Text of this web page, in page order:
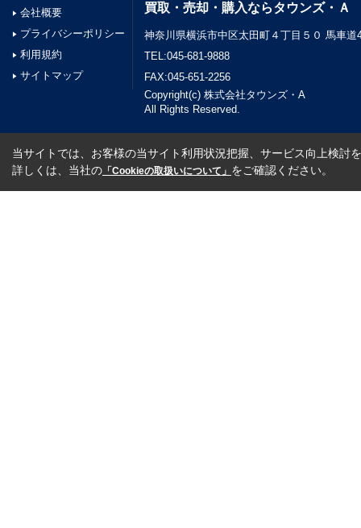
会社概要
プライバシーポリシー
利用規約
サイトマップ
買取・売却・購入ならタウンズ・Ａ
神奈川県横浜市中区太田町４丁目５０ 馬車道
TEL:045-681-9888
FAX:045-651-2256
Copyright(c) 株式会社タウンズ・A
All Rights Reserved.
当サイトでは、お客様の当サイト利用状況把握、サービス向上検討
詳しくは、当社の 「Cookieの取扱いについて」 をご確認ください。